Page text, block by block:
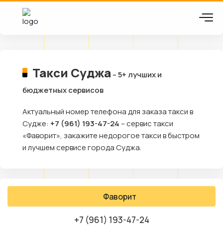
Такси Суджа – 5+ лучших и
бюджетных сервисов
Актуальный номер телефона для заказа такси в
Судже: +7 (961) 193-47-24 – сервис такси
«Фаворит», закажите недорогое такси в быстром
и лучшем сервисе города Суджа.
Фаворит
+7 (961) 193-47-24